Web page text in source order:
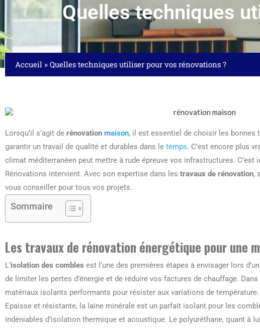
Quelles techniques
Accueil » Quelles techniques utiliser pour vos rénovations ?
Lorsqu’il s’agit de rénovation maison, il est essentiel de choisir les bonnes
garantir un travail de qualité et durables dans le temps. C’est encore plus
climat méditerranéen peut mettre à rude épreuve vos infrastructures. C’est
Rénovations intervient. Avec son expertise dans les travaux de rénovation,
vous conseiller pour tous vos projets.
Sommaire
Les travaux de rénovation énergétique pour une
L’isolation des combles est l’une des premières étapes à envisager lors
de limiter les pertes d’énergie et de réduire vos factures de chauffage.
matériaux isolants performants pour résister aux variations de température.
Epaisse et résistante, la laine minérale est un parfait isolant pour les
indéniables d’isolation thermique et acoustique. Le polyuréthane, quant à